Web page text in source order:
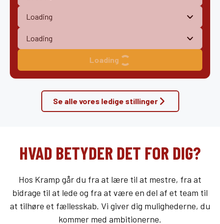
Loading
Se alle vores ledige stillinger
HVAD BETYDER DET FOR DIG?
Hos Kramp går du fra at lære til at mestre, fra at
bidrage til at lede og fra at være en del af et team til
at tilhøre et fællesskab. Vi giver dig mulighederne, du
kommer med ambitionerne.